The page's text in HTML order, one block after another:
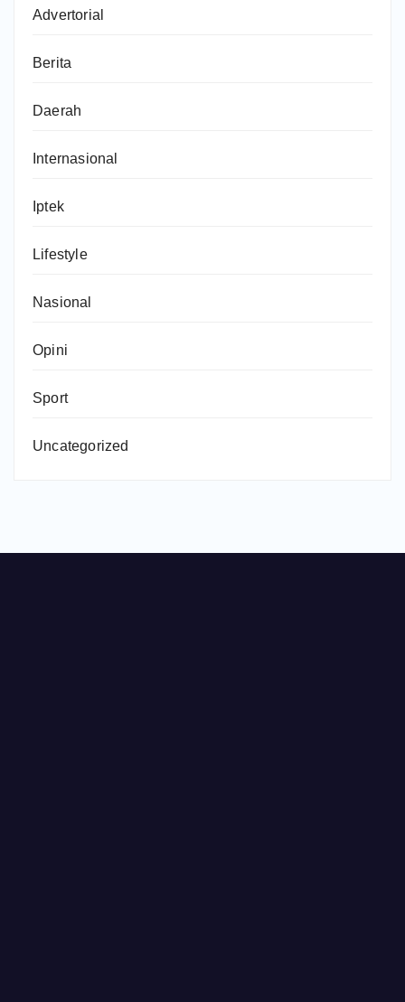
Advertorial
Berita
Daerah
Internasional
Iptek
Lifestyle
Nasional
Opini
Sport
Uncategorized